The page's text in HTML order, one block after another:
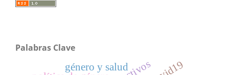
Palabras Clave
género y salud